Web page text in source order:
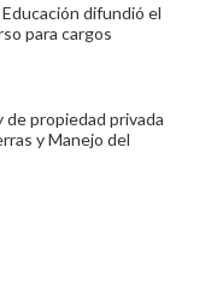
difundió el
para cargos
de propiedad privada
y Manejo del